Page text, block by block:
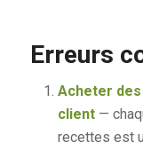
Erreurs
Acheter
client—
recettes est